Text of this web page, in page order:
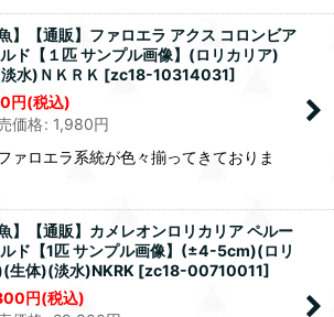
魚】【通販】ファロエラ アクス コロンビア
ド【１匹 サンプル画像】(ロリカリア)
水)ＮＫＲＫ [zc18-10314031]
円(税込)
価格: 1,980円
ァロエラ系統が色々揃ってきておりま
魚】【通販】カメレオンロリカリア ペルー
ド【1匹 サンプル画像】(±4-5cm)(ロリ
生体)(淡水)NKRK [zc18-00710011]
円(税込)